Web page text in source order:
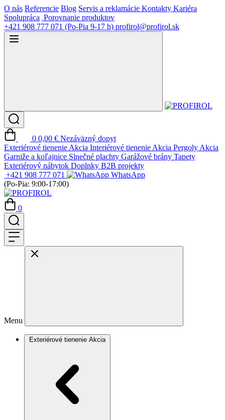
O nás Referencie Blog Servis a reklamácie Kontakty Kariéra
Spolupráca Porovnanie produktov
+421 908 777 071 (Po-Pia 9-17 h) profirol@profirol.sk
0 0,00 € Nezáväzný dopyt
Exteriérové tienenie Akcia Interiérové tienenie Akcia Pergoly Akcia
Garniže a koľajnice Slnečné plachty Garážové brány Tapety
Exteriérový nábytok Doplnky B2B projekty
+421 908 777 071
WhatsApp
(Po-Pia: 9:00-17:00)
0
Menu
Exteriérové tienenie Akcia